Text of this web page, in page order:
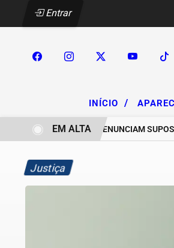
Entrar
INÍCIO /
CHACAREIROS DENUNCIAM SUPOSTA
EM ALTA
Justiça